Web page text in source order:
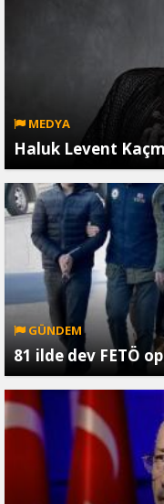
MEDYA
Haluk Levent
GÜNDEM
81 ilde dev FETÖ